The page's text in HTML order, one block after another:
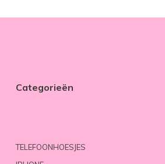
Categorieën
TELEFOONHOESJES